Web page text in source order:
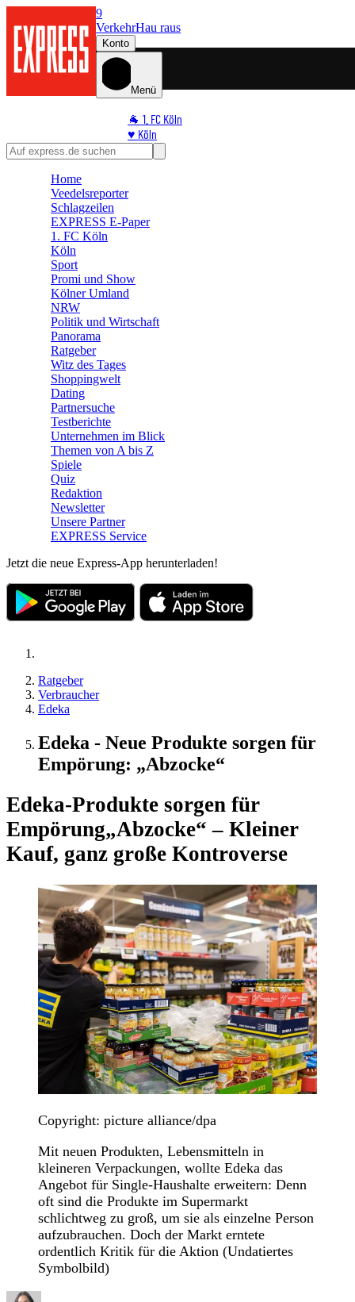
9
VerkehrHau raus
Konto
Menü
🐐 1. FC Köln
♥️ Köln
⭐ Promi
🛒 Shoppingwelt
Home
Veedelsreporter
Schlagzeilen
EXPRESS E-Paper
1. FC Köln
Köln
Sport
Promi und Show
Kölner Umland
NRW
Politik und Wirtschaft
Panorama
Ratgeber
Witz des Tages
Shoppingwelt
Dating
Partnersuche
Testberichte
Unternehmen im Blick
Themen von A bis Z
Spiele
Quiz
Redaktion
Newsletter
Unsere Partner
EXPRESS Service
Jetzt die neue Express-App herunterladen!
Ratgeber
Verbraucher
Edeka
Edeka - Neue Produkte sorgen für
Empörung: „Abzocke“
Edeka-Produkte sorgen für
Empörung„Abzocke“ – Kleiner
Kauf, ganz große Kontroverse
Copyright: picture alliance/dpa
Mit neuen Produkten, Lebensmitteln in
kleineren Verpackungen, wollte Edeka das
Angebot für Single-Haushalte erweitern: Denn
oft sind die Produkte im Supermarkt
schlichtweg zu groß, um sie als einzelne Person
aufzubrauchen. Doch der Markt erntete
ordentlich Kritik für die Aktion (Undatiertes
Symbolbild)